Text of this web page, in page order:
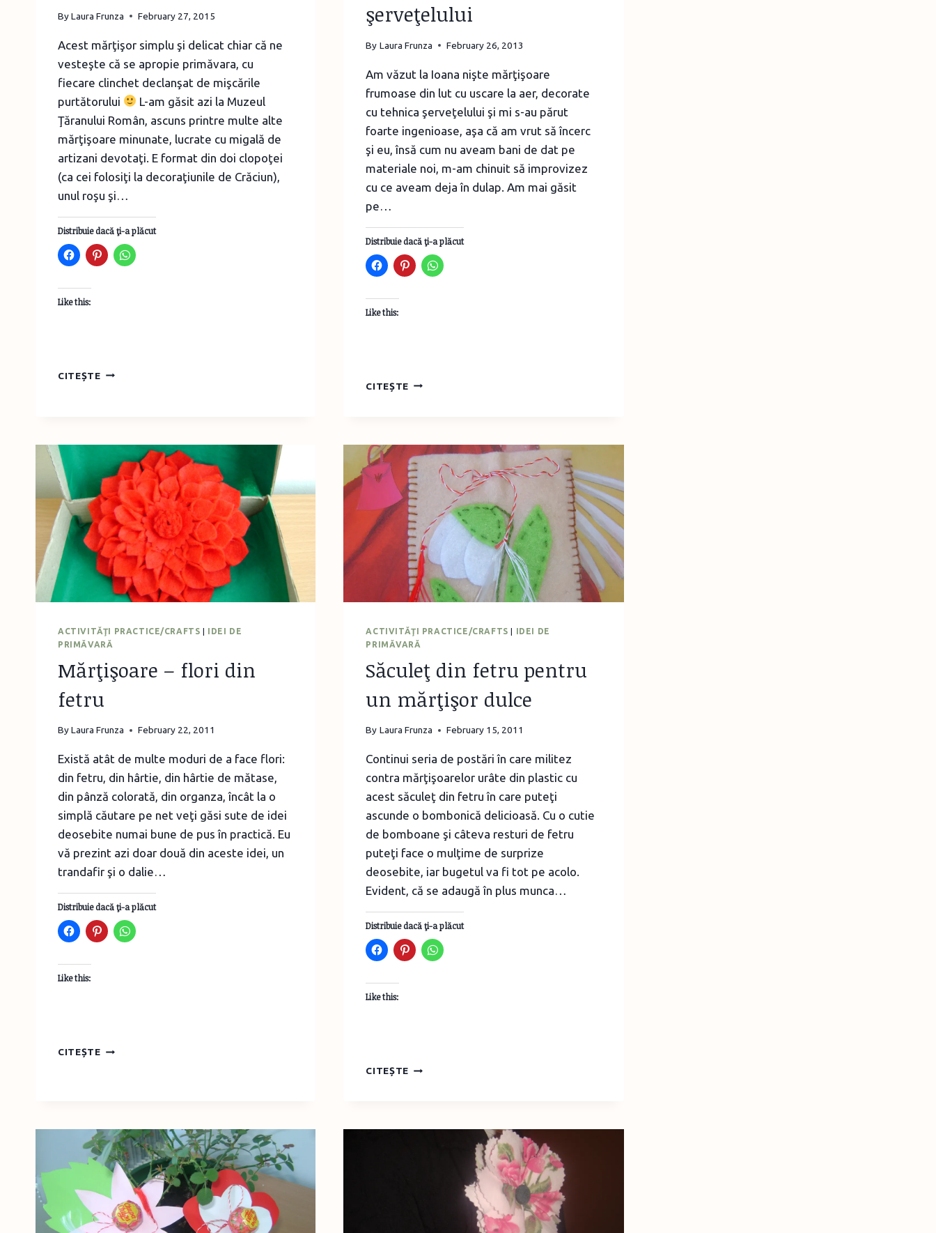
ByLaura Frunza February 27, 2015
Acest mărţişor simplu şi delicat chiar că ne
vesteşte că se apropie primăvara, cu
fiecare clinchet declanşat de mişcările
purtătorului
L-am găsit azi la Muzeul
Ţăranului Român, ascuns printre multe alte
mărţişoare minunate, lucrate cu migală de
artizani devotaţi. E format din doi clopoţei
(ca cei folosiţi la decoraţiunile de Crăciun),
unul roşu şi…
Distribuie dacă ţi-a plăcut
Like this:
CITEȘTEVESTITORUL
şerveţelului
By Laura Frunza February 26, 2013
Am văzut la Ioana nişte mărţişoare
frumoase din lut cu uscare la aer, decorate
cu tehnica şerveţelului şi mi s-au părut
foarte ingenioase, aşa că am vrut să încerc
şi eu, însă cum nu aveam bani de dat pe
materiale noi, m-am chinuit să improvizez
cu ce aveam deja în dulap. Am mai găsit
pe…
Distribuie dacă ţi-a plăcut
Like this:
CITEȘTE MĂRŢIŞOARE
TEHNICA
ŞERVEŢELULUI
ACTIVITĂŢI PRACTICE/CRAFTS | IDEI DE
PRIMĂVARĂ
Mărţişoare – flori din
fetru
ByLaura Frunza February 22, 2011
Există atât de multe moduri de a face flori:
din fetru, din hârtie, din hârtie de mătase,
din pânză colorată, din organza, încât la o
simplă căutare pe net veţi găsi sute de idei
deosebite numai bune de pus în practică. Eu
vă prezint azi doar două din aceste idei, un
trandafir şi o dalie…
Distribuie dacă ţi-a plăcut
Like this:
CITEȘTEMĂRŢIŞOARE
ACTIVITĂŢI PRACTICE/CRAFTS | IDEI DE
PRIMĂVARĂ
Săculeţ din fetru pentru
un mărţişor dulce
By Laura Frunza February 15, 2011
Continui seria de postări în care militez
contra mărţişoarelor urâte din plastic cu
acest săculeţ din fetru în care puteţi
ascunde o bombonică delicioasă. Cu o cutie
de bomboane şi câteva resturi de fetru
puteţi face o mulţime de surprize
deosebite, iar bugetul va fi tot pe acolo.
Evident, că se adaugă în plus munca…
Distribuie dacă ţi-a plăcut
Like this:
CITEȘTE SĂCULEŢ